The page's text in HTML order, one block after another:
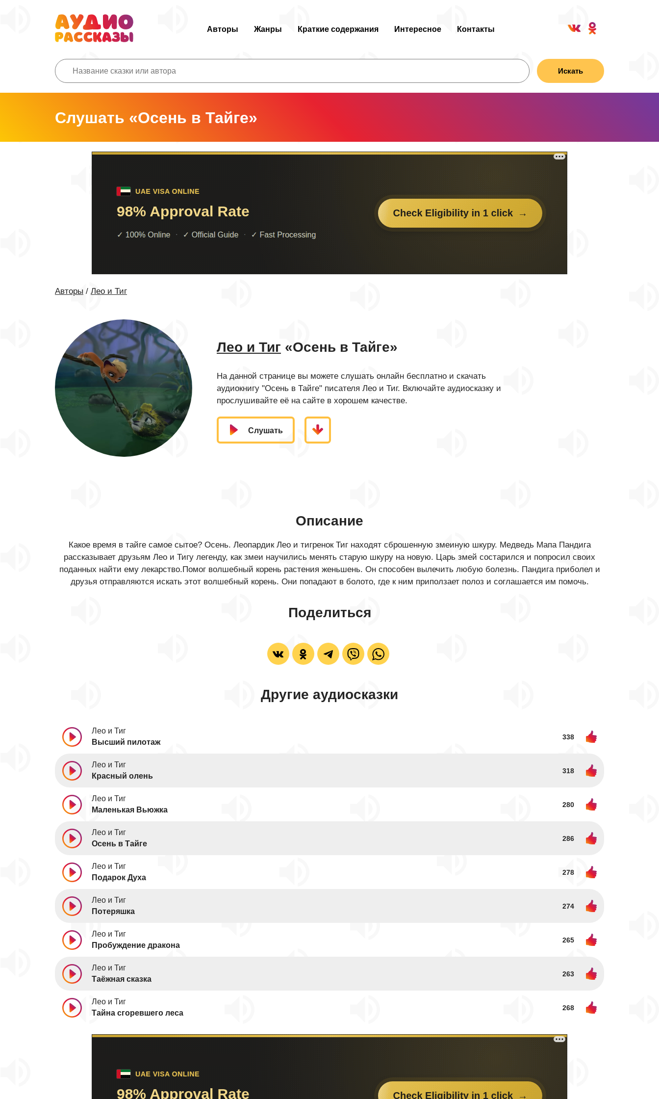
Авторы Жанры Краткие содержания Интересное Контакты
Искать
Слушать «Осень в Тайге»
Авторы / Лео и Тиг
Лео и Тиг «Осень в Тайге»
На данной странице вы можете слушать онлайн бесплатно и скачать
аудиокнигу "Осень в Тайге" писателя Лео и Тиг. Включайте аудиосказку и
прослушивайте её на сайте в хорошем качестве.
Слушать
Описание
Какое время в тайге самое сытое? Осень. Леопардик Лео и тигренок Тиг находят сброшенную змеиную шкуру. Медведь Мапа Пандига
рассказывает друзьям Лео и Тигу легенду, как змеи научились менять старую шкуру на новую. Царь змей состарился и попросил своих
поданных найти ему лекарство.Помог волшебный корень растения женьшень. Он способен вылечить любую болезнь. Пандига приболел и
друзья отправляются искать этот волшебный корень. Они попадают в болото, где к ним приползает полоз и соглашается им помочь.
Поделиться
Другие аудиосказки
Лео и Тиг
Высший пилотаж
338
Лео и Тиг
Красный олень
318
Лео и Тиг
Маленькая Вьюжка
280
Лео и Тиг
Осень в Тайге
286
Лео и Тиг
Подарок Духа
278
Лео и Тиг
Потеряшка
274
Лео и Тиг
Пробуждение дракона
265
Лео и Тиг
Таёжная сказка
263
Лео и Тиг
Тайна сгоревшего леса
268